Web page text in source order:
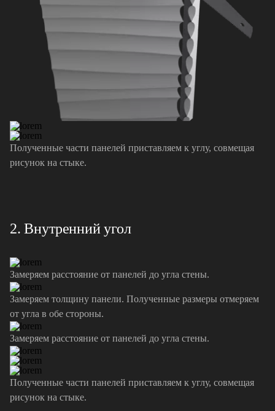
Полученные части панелей приставляем к углу, совмещая
рисунок на стыке.
2. Внутренний угол
Замеряем расстояние от панелей до угла стены.
Замеряем толщину панели. Полученные размеры отмеряем
от угла в обе стороны.
Замеряем расстояние от панелей до угла стены.
Полученные части панелей приставляем к углу, совмещая
рисунок на стыке.